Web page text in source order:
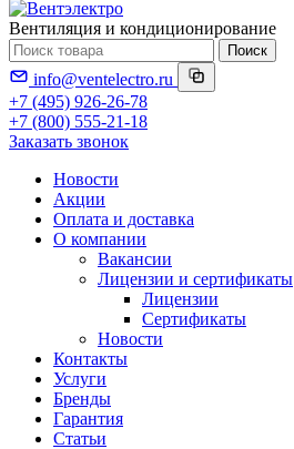
Вентиляция и кондиционирование
Поиск
info@ventelectro.ru
+7 (495) 926-26-78
+7 (800) 555-21-18
Заказать звонок
Новости
Акции
Оплата и доставка
О компании
Вакансии
Лицензии и сертификаты
Лицензии
Сертификаты
Новости
Контакты
Услуги
Бренды
Гарантия
Статьи